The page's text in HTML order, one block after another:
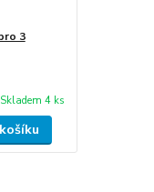
3
Skladem 4 ks